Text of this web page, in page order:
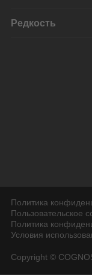
Редкость
Политика
Пользовательское
Политика
Условия
Copyright ©